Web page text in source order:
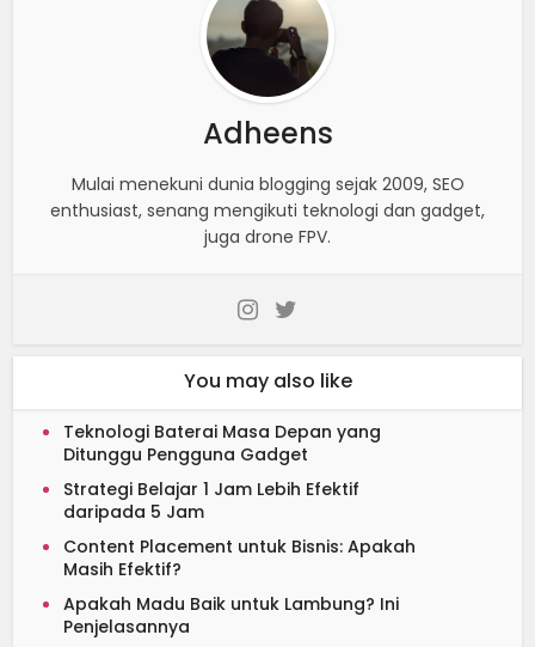
Adheens
Mulai menekuni dunia blogging sejak 2009, SEO
enthusiast, senang mengikuti teknologi dan gadget,
juga drone FPV.
You may also like
Teknologi Baterai Masa Depan yang
Ditunggu Pengguna Gadget
Strategi Belajar 1 Jam Lebih Efektif
daripada 5 Jam
Content Placement untuk Bisnis: Apakah
Masih Efektif?
Apakah Madu Baik untuk Lambung? Ini
Penjelasannya